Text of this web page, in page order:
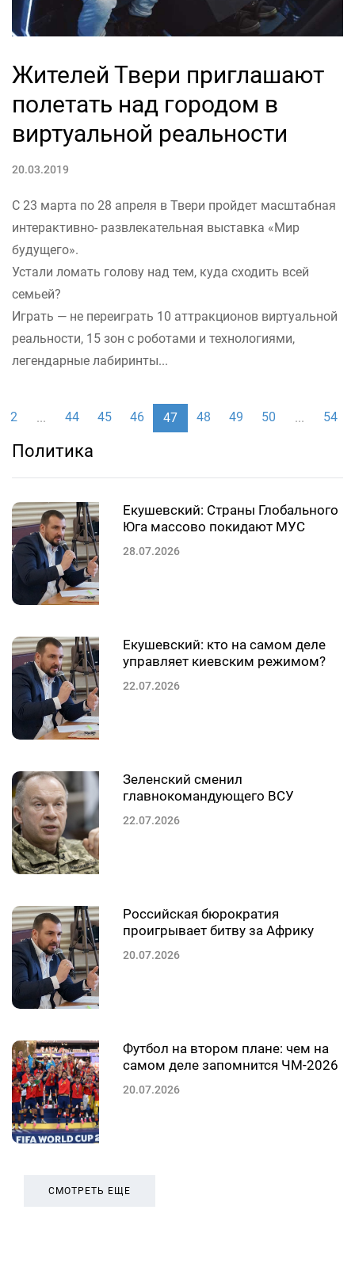
Жителей Твери приглашают
полетать над городом в
виртуальной реальности
20.03.2019
С 23 марта по 28 апреля в Твери пройдет масштабная
интерактивно- развлекательная выставка «Мир
будущего».
Устали ломать голову над тем, куда сходить всей
семьей?
Играть — не переиграть 10 аттракционов виртуальной
реальности, 15 зон с роботами и технологиями,
легендарные лабиринты...
2 ... 44 45 46 47 48 49 50 ... 54
Политика
Екушевский: Страны Глобального
Юга массово покидают МУС
28.07.2026
Екушевский: кто на самом деле
управляет киевским режимом?
22.07.2026
Зеленский сменил
главнокомандующего ВСУ
22.07.2026
Российская бюрократия
проигрывает битву за Африку
20.07.2026
Футбол на втором плане: чем на
самом деле запомнится ЧМ-2026
20.07.2026
СМОТРЕТЬ ЕЩЕ